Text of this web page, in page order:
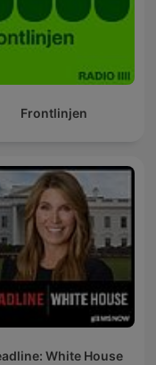
Frontlinjen
White House